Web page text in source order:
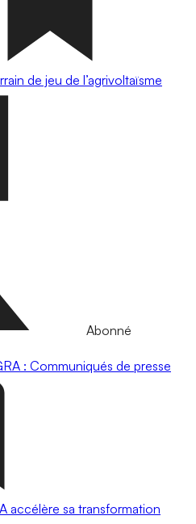
de jeu de l’agrivoltaïsme
Abonné
: Communiqués de presse
accélère sa transformation